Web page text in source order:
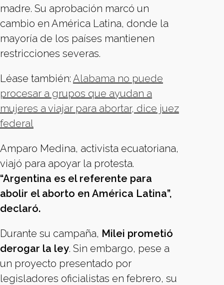
madre. Su aprobación marcó un
cambio en América Latina, donde la
mayoría de los países mantienen
restricciones severas.
Léase también: Alabama no puede
procesar a grupos que ayudan a
mujeres a viajar para abortar, dice juez
federal
Amparo Medina, activista ecuatoriana,
viajó para apoyar la protesta.
“Argentina es el referente para
abolir el aborto en América Latina”,
declaró.
Durante su campaña, Milei prometió
derogar la ley. Sin embargo, pese a
un proyecto presentado por
legisladores oficialistas en febrero, su